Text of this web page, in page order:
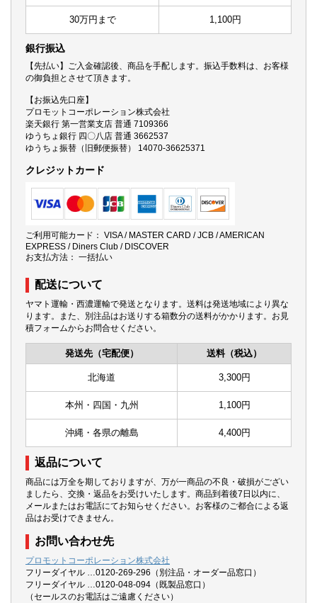
30万円まで 1,100円
銀行振込
【先払い】ご入金確認後、商品を手配します。振込手数料は、お客様
の御負担とさせて頂きます。
【お振込先口座】
プロモットコーポレーション株式会社
楽天銀行 第一営業支店 普通 7109366
ゆうちょ銀行 四〇八店 普通 3662537
ゆうちょ振替（旧郵便振替） 14070-36625371
クレジットカード
ご利用可能カード： VISA / MASTER CARD / JCB / AMERICAN
EXPRESS / Diners Club / DISCOVER
お支払方法： 一括払い
配送について
ヤマト運輸・西濃運輸で発送となります。送料は発送地域により異な
ります。また、別注品はお送りする箱数分の送料がかかります。お見
積フォームからお問合せください。
発送先（宅配便） 送料（税込）
北海道 3,300円
本州・四国・九州 1,100円
沖縄・各県の離島 4,400円
返品について
商品には万全を期しておりますが、万が一商品の不良・破損がござい
ましたら、交換・返品をお受けいたします。商品到着後7日以内に、
メールまたはお電話にてお知らせください。お客様のご都合による返
品はお受けできません。
お問い合わせ先
プロモットコーポレーション株式会社
フリーダイヤル …0120-269-296（別注品・オーダー品窓口）
フリーダイヤル …0120-048-094（既製品窓口）
（セールスのお電話はご遠慮ください）